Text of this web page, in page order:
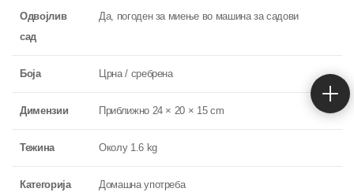
Одвојлив
сад
Да, погоден за миење во машина за садови
Боја Црна / сребрена
Димензии Приближно 24 × 20 × 15 cm
Тежина Околу 1.6 kg
Категорија
Домашна употреба